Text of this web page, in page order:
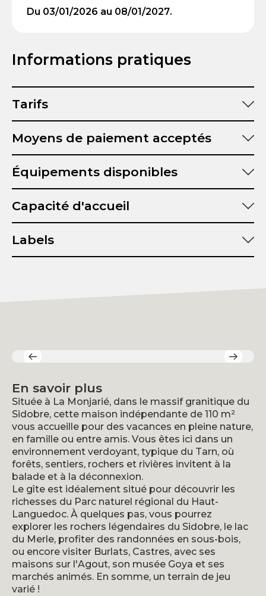
Du 03/01/2026 au 08/01/2027.
Informations pratiques
Tarifs
Moyens de paiement acceptés
Équipements disponibles
Capacité d'accueil
Surface :
Nombre de chambres :
Labels
En savoir plus
Située à La Monjarié, dans le massif granitique du
Sidobre, cette maison indépendante de 110 m²
vous accueille pour des vacances en pleine nature,
en famille ou entre amis. Vous êtes ici dans un
environnement verdoyant, typique du Tarn, où
forêts, sentiers, rochers et rivières invitent à la
balade et à la déconnexion.
Le gîte est idéalement situé pour découvrir les
richesses du Parc naturel régional du Haut-
Languedoc. À quelques pas, vous pourrez
explorer les rochers légendaires du Sidobre, le lac
du Merle, profiter des randonnées en sous-bois,
ou encore visiter Burlats, Castres, avec ses
maisons sur l'Agout, son musée Goya et ses
marchés animés. En somme, un terrain de jeu
varié !